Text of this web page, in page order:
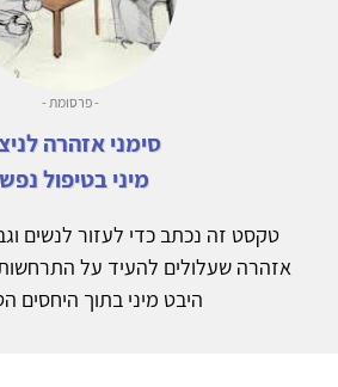
- פרסומת -
סימני אזהרה
מיני בטיפול
טקסט זה נכתב כדי לעזור לנשים
אזהרה שעלולים להעיד על
היבט מיני בתוך היחסים